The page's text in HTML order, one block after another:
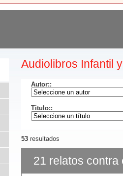
Audiolibros Infantil
Autor::
Titulo::
53 resultados
21 relatos